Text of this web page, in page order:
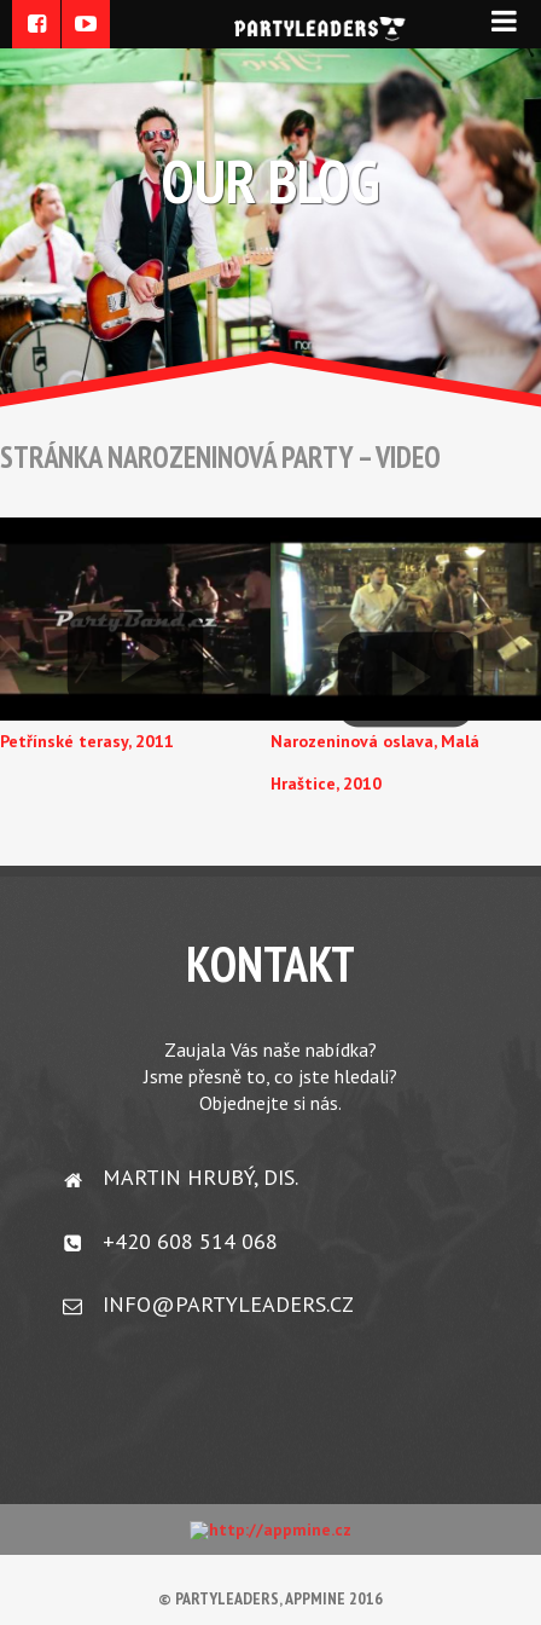
OUR BLOG
STRÁNKA NAROZENINOVÁ PARTY – VIDEO
Petřínské terasy, 2011
Narozeninová oslava, Malá
Hraštice, 2010
KONTAKT
Zaujala Vás naše nabídka?
Jsme přesně to, co jste hledali?
Objednejte si nás.
MARTIN HRUBÝ, DIS.
+420 608 514 068
INFO@PARTYLEADERS.CZ
© PARTYLEADERS, APPMINE 2016